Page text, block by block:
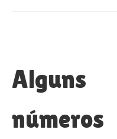
Alguns
números